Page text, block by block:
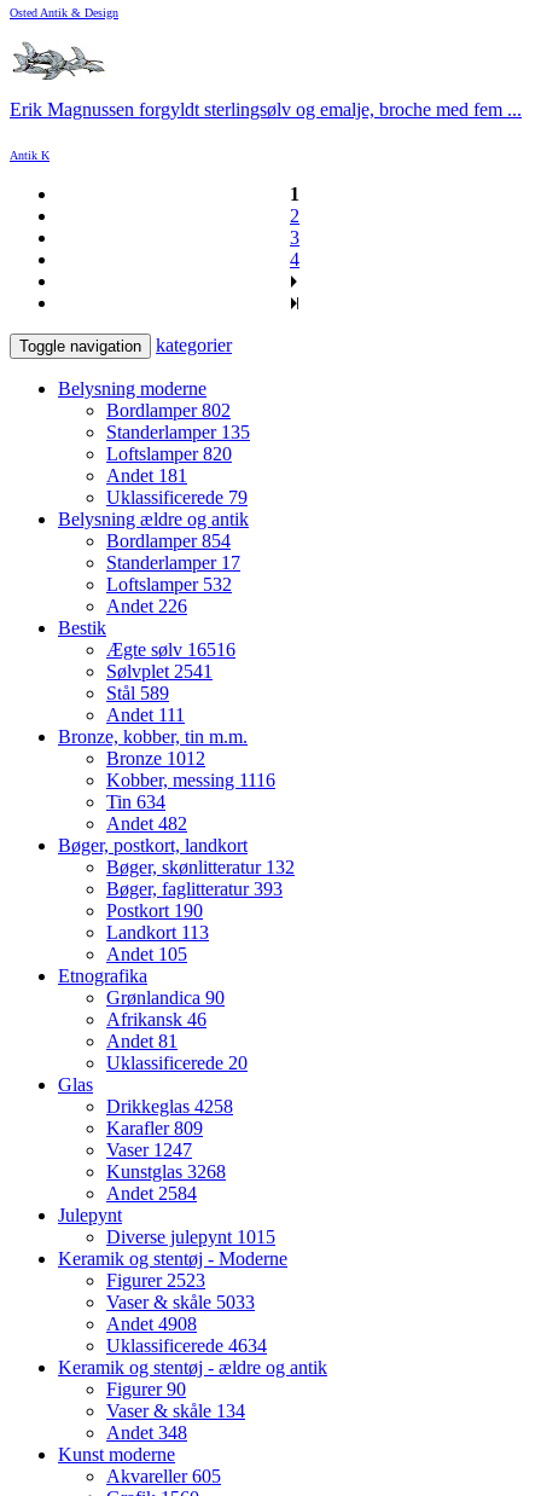
Osted Antik & Design
Erik Magnussen forgyldt sterlingsølv og emalje, broche med fem ...
Antik K
1
2
3
4
Toggle navigation kategorier
Belysning moderne
Bordlamper802
Standerlamper 135
Loftslamper820
Andet 181
Uklassificerede 79
Belysning ældre og antik
Bordlamper854
Standerlamper 17
Loftslamper 532
Andet 226
Bestik
Ægte sølv 16516
Sølvplet 2541
Stål 589
Andet 111
Bronze, kobber, tin m.m.
Bronze 1012
Kobber, messing 1116
Tin 634
Andet 482
Bøger, postkort, landkort
Bøger, skønlitteratur 132
Bøger, faglitteratur393
Postkort 190
Landkort 113
Andet 105
Etnografika
Grønlandica 90
Afrikansk 46
Andet 81
Uklassificerede 20
Glas
Drikkeglas 4258
Karafler809
Vaser 1247
Kunstglas 3268
Andet 2584
Julepynt
Diverse julepynt 1015
Keramik og stentøj - Moderne
Figurer 2523
Vaser & skåle 5033
Andet 4908
Uklassificerede 4634
Keramik og stentøj - ældre og antik
Figurer90
Vaser & skåle 134
Andet 348
Kunst moderne
Akvareller605